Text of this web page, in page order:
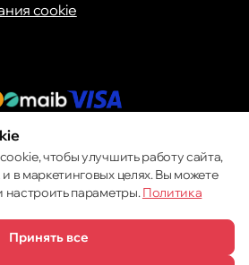
cookie
– 2026 ECOM
чтобы улучшить работу сайта,
в маркетинговых целях. Вы можете
настроить параметры.Политика
Принять все